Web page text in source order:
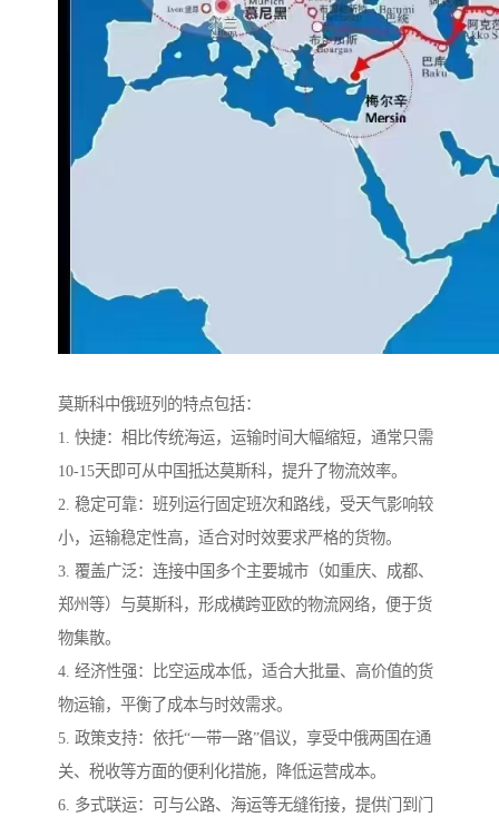
莫斯科中俄班列的特点包括：
1. 快捷：相比传统海运，运输时间大幅缩短，通常只需
10-15天即可从中国抵达莫斯科，提升了物流效率。
2. 稳定可靠：班列运行固定班次和路线，受天气影响较
小，运输稳定性高，适合对时效要求严格的货物。
3. 覆盖广泛：连接中国多个主要城市（如重庆、成都、
郑州等）与莫斯科，形成横跨亚欧的物流网络，便于货
物集散。
4. 经济性强：比空运成本低，适合大批量、高价值的货
物运输，平衡了成本与时效需求。
5. 政策支持：依托“一带一路”倡议，享受中俄两国在通
关、税收等方面的便利化措施，降低运营成本。
6. 多式联运：可与公路、海运等无缝衔接，提供门到门